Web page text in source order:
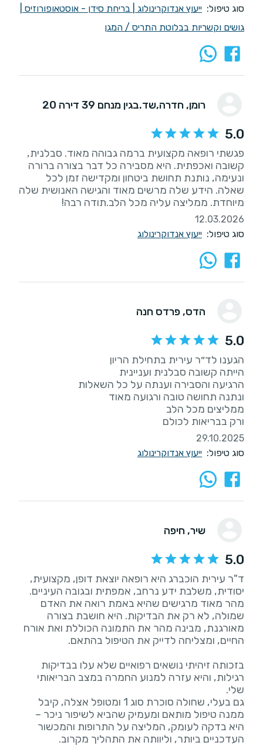
סוג טיפול: ייעוץ אנדוקרינולוג בריחת סידן - אוסטאופורוזיס
גושים וקשריות בבלוטת התריס / המגן
רומן, חדרה,שד.בגין מנחם 39 דירה 20
5.0
פגשתי רופאה מקצועית ברמה גבוהה מאוד. סבלנית,
קשובה ואכפתית. היא מסבירה כל דבר בצורה ברורה
ונעימה, נותנת תחושת ביטחון ומקדישה זמן לכל
שאלה. הידע שלה מרשים מאוד והגישה האנושית שלה
מיוחדת. ממליצה עליה מכל הלב.תודה רבה!
12.03.2026
סוג טיפול: ייעוץ אנדוקרינולוג
הדס, פרדס חנה
5.0
ורק בבריאות לכולם
29.10.2025
סוג טיפול: ייעוץ אנדוקרינולוג
שיר, חיפה
5.0
ד"ר עירית הוכברג היא רופאה יוצאת דופן, מקצועית,
מהר מאוד מרגישים שהיא באמת רואה את האדם
שמולה, לא רק את הבדיקות. היא חושבת בצורה
מאורגנת, מבינה מהר את התמונה הכוללת ואת אורח
בזכותה זיהיתי נושאים רפואיים שלא עלו בבדיקות
רגילות, והיא עזרה למנוע החמרה במצב הבריאותי
גם בעלי, שחולה סוכרת סוג 1 ומטופל אצלה, קיבל
ממנה טיפול מותאם ומעמיק שהביא לשיפור ניכר –
היא בדקה לעומק, המליצה על התרופות והמכשור